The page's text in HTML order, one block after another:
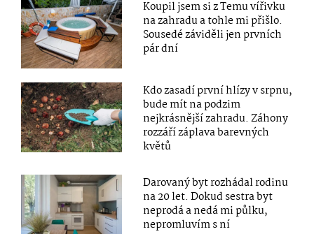
Koupil jsem si z Temu vířivku
na zahradu a tohle mi přišlo.
Sousedé záviděli jen prvních
pár dní
Kdo zasadí první hlízy v srpnu,
bude mít na podzim
nejkrásnější zahradu. Záhony
rozzáří záplava barevných
květů
Darovaný byt rozhádal rodinu
na 20 let. Dokud sestra byt
neprodá a nedá mi půlku,
nepromluvím s ní